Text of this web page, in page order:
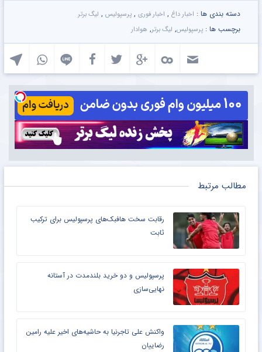
دسته بندی ها : اخبار داغ , اخبار فوری , پرسپولیس , لیگ برتر
برچسب ها : پرسپولیس, لیگ برتر, هوادار
مطالب مرتبط
رقابت سخت هافبک‌های پرسپولیس برای ترکیب
ثابت
پرسپولیس و دو خرید بلندمدت در آستانه
نهایی‌سازی
واکنش علی تاجرنیا به حاشیه‌های اخیر علیه رامین
رضاییان